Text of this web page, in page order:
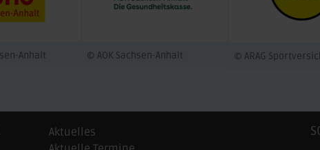
Anhalt © AOK Sachsen-Anhalt © ARAG
Aktuelles